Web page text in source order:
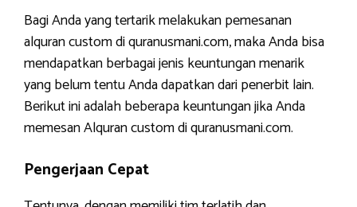
Bagi Anda yang tertarik melakukan pemesanan
alquran custom di quranusmani.com, maka Anda bisa
mendapatkan berbagai jenis keuntungan menarik
yang belum tentu Anda dapatkan dari penerbit lain.
Berikut ini adalah beberapa keuntungan jika Anda
memesan Alquran custom di quranusmani.com.
Pengerjaan Cepat